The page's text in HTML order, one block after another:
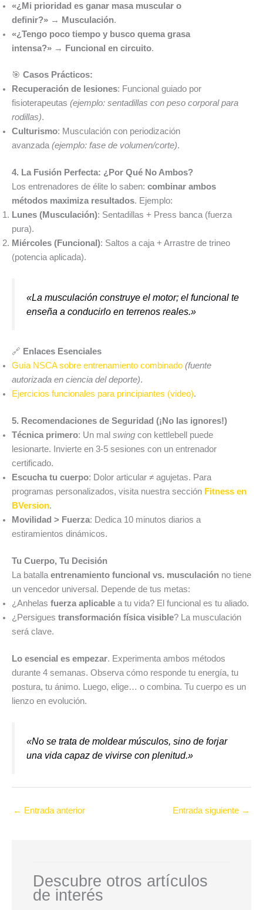
«¿Mi prioridad es ganar masa muscular o
definir?» → Musculación.
«¿Tengo poco tiempo y busco quema grasa
intensa?» → Funcional en circuito.
🎯 Casos Prácticos:
Recuperación de lesiones: Funcional guiado por
fisioterapeutas (ejemplo: sentadillas con peso corporal para
rodillas).
Culturismo: Musculación con periodización
avanzada(ejemplo: fase de volumen/corte).
4. La Fusión Perfecta: ¿Por Qué No Ambos?
Los entrenadores de élite lo saben: combinar ambos
métodos maximiza resultados. Ejemplo:
Lunes (Musculación): Sentadillas + Press banca (fuerza
pura).
Miércoles (Funcional): Saltos a caja + Arrastre de trineo
(potencia aplicada).
«La musculación construye el motor; el funcional te
enseña a conducirlo en terrenos reales.»
🔗 Enlaces Esenciales
Guía NSCA sobre entrenamiento combinado (fuente
autorizada en ciencia del deporte).
Ejercicios funcionales para principiantes (video).
5. Recomendaciones de Seguridad (¡No las ignores!)
Técnica primero: Un mal swing con kettlebell puede
lesionarte. Invierte en 3-5 sesiones con un entrenador
certificado.
Escucha tu cuerpo: Dolor articular ≠ agujetas. Para
programas personalizados, visita nuestra sección Fitness en
BVersion.
Movilidad > Fuerza: Dedica 10 minutos diarios a
estiramientos dinámicos.
Tu Cuerpo, Tu Decisión
La batallaentrenamiento funcional vs. musculación no tiene
un vencedor universal. Depende de tus metas:
¿Anhelas fuerza aplicable a tu vida? El funcional es tu aliado.
¿Persigues transformación física visible? La musculación
será clave.
Lo esencial es empezar. Experimenta ambos métodos
durante 4 semanas. Observa cómo responde tu energía, tu
postura, tu ánimo. Luego, elige… o combina. Tu cuerpo es un
lienzo en evolución.
«No se trata de moldear músculos, sino de forjar
una vida capaz de vivirse con plenitud.»
← Entrada anterior Entrada siguiente →
Descubre otros artículos
de interés